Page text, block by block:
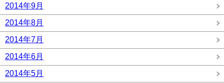
2014年9月
2014年8月
2014年7月
2014年6月
2014年5月